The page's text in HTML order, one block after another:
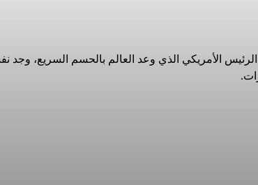
الأمريكي الذي وعد العالم بالحسم السريع، وجد